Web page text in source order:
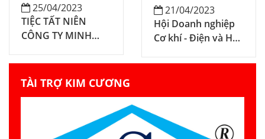
25/04/2023
TIỆC TẤT NIÊN
CÔNG TY MINH
21/04/2023
Hội Doanh nghiệp
Cơ khí - Điện và Hội
và môi trường TP
Vùng 2 Hải quân
TÀI TRỢ KIM CƯƠNG